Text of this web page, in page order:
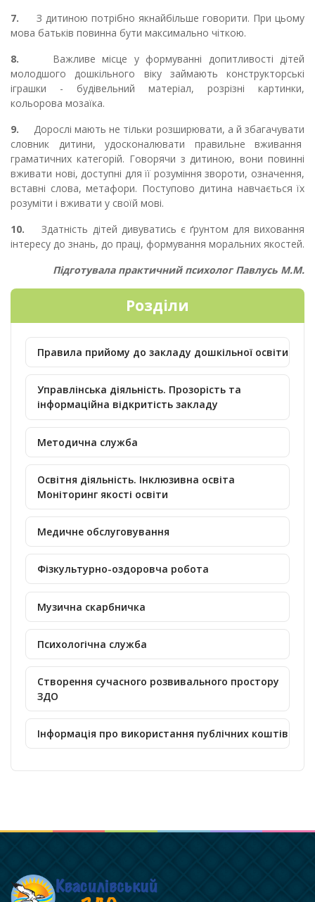
7. З дитиною потрібно якнайбільше говорити. При цьому
мова батьків повинна бути максимально чіткою.
8. Важливе місце у формуванні допитливості дітей
молодшого дошкільного віку займають конструкторські
іграшки - будівельний матеріал, розрізні картинки,
кольорова мозаїка.
9. Дорослі мають не тільки розширювати, а й збагачувати
словник дитини, удосконалювати правильне вживання
граматичних категорій. Говорячи з дитиною, вони повинні
вживати нові, доступні для її розуміння звороти, означення,
вставні слова, метафори. Поступово дитина навчається їх
розуміти і вживати у своїй мові.
10.Здатність дітей дивуватись є ґрунтом для виховання
інтересу до знань, до праці, формування моральних якостей.
Підготувала практичний психолог Павлусь М.М.
Розділи
Правила прийому до закладу дошкільної освіти
Управлінська діяльність. Прозорість та
інформаційна відкритість закладу
Методична служба
Освітня діяльність. Інклюзивна освіта
Моніторинг якості освіти
Медичне обслуговування
Фізкультурно-оздоровча робота
Музична скарбничка
Психологічна служба
Створення сучасного розвивального простору
ЗДО
Інформація про використання публічних коштів